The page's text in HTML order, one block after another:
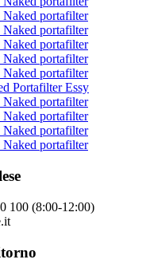
100 (8:00-12:00)